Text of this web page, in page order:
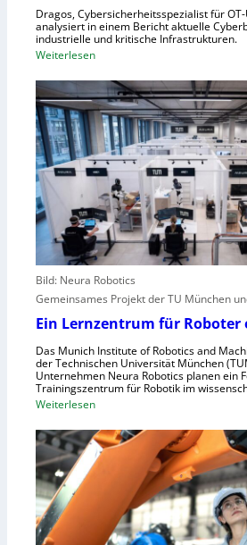
e
n
t
r
a
l
e
u
r
o
p
a
n
,
w
a
c
h
s
e
l
l
e
c
h
n
e
l
e
r
Dragos, Cybersicherheitsspezialist für
analysiert in einem Bericht aktuelle
industrielle und kritische Infrastrukturen.
Weiterlesen:
e
A
n
g
e
i
f
e
r
i
u
s
t
r
i
e
l
Bild: Neura Robotics
Gemeinsames Projekt der TU München
Ein Lernzentrum für
Das Munich Institute of Robotics and
der Technischen Universität München
Unternehmen Neura Robotics planen ein
Trainingszentrum für Robotik im
Weiterlesen:
i
n